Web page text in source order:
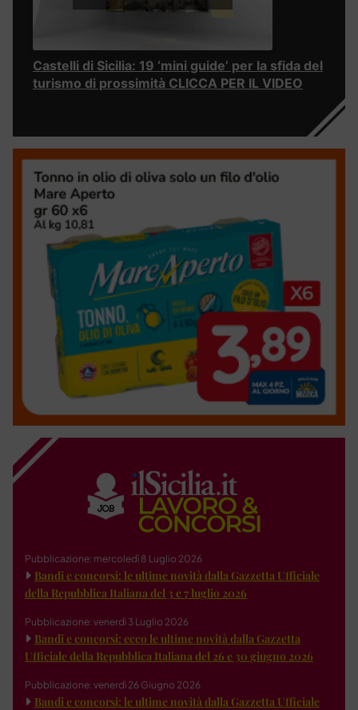
Castelli di Sicilia: 19 ‘mini guide’ per la sfida del
turismo di prossimità CLICCA PER IL VIDEO
Pubblicazione: mercoledì 8 Luglio 2026
Bandi e concorsi: le ultime novità dalla Gazzetta Ufficiale
della Repubblica Italiana del 3 e 7 luglio 2026
Pubblicazione: venerdì 3 Luglio 2026
Bandi e concorsi: ecco le ultime novità dalla Gazzetta
Ufficiale della Repubblica Italiana del 26 e 30 giugno 2026
Pubblicazione: venerdì 26 Giugno 2026
Bandi e concorsi: le ultime novità dalla Gazzetta Ufficiale